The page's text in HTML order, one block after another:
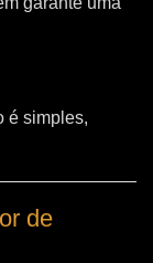
é simples,
de